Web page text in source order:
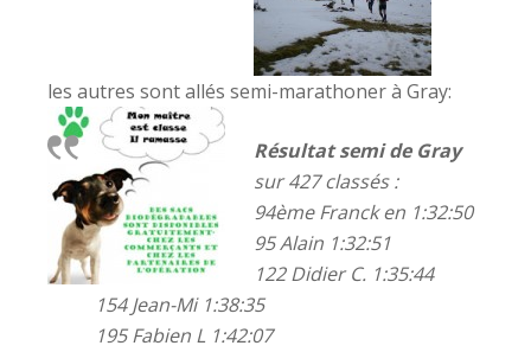
les autres sont allés semi-marathoner à Gray:
Résultat semi de Gray
sur 427 classés :
94ème Franck en 1:32:50
95 Alain 1:32:51
122 Didier C. 1:35:44
154 Jean-Mi 1:38:35
195 Fabien L 1:42:07